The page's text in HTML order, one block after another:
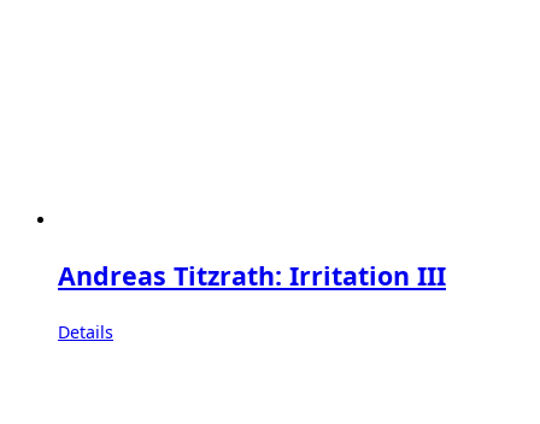
Andreas Titzrath: Irritation III
Details